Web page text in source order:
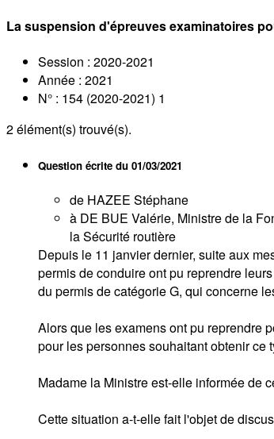
La suspension d'épreuves examinatoires
Session : 2020-2021
Année : 2021
N° : 154 (2020-2021) 1
2élément(s) trouvé(s).
Question écrite du 01/03/2021
de HAZEE Stéphane
à DE BUE Valérie, Ministre de la
la Sécurité routière
Depuis le 11 janvier dernier, suite aux
permis de conduire ont pu reprendre
du permis de catégorie G, qui concerne
Alors que les examens ont pu reprendre
pour les personnes souhaitant obtenir ce
Madame la Ministre est-elle informée de
Cette situation a-t-elle fait l'objet de